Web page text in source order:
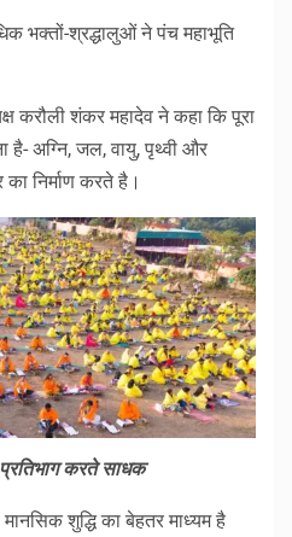
भक्तों-श्रद्धालुओं ने पंच महाभूति
करौली शंकर महादेव ने कहा कि पूरा
है- अग्नि, जल, वायु, पृथ्वी और
निर्माण करते है।
प्रतिभाग करते साधक
शुद्धि का बेहतर माध्यम है